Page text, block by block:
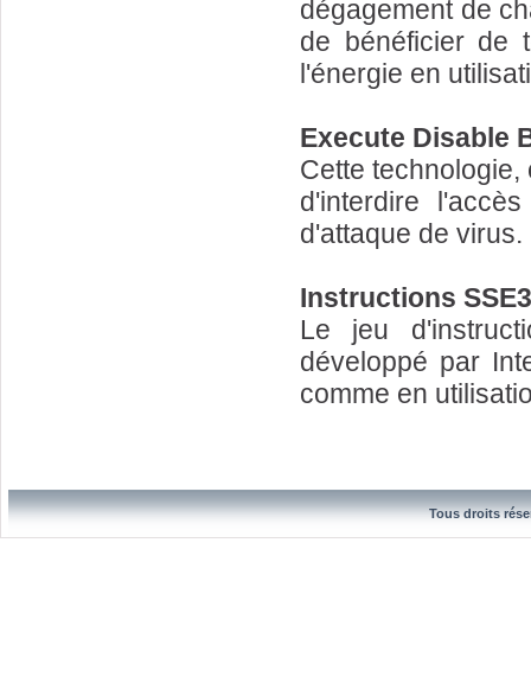
dégagement de
de bénéficier de
l'énergie en
Execute Disable
Cette
d'interdire
d'attaque de virus.
Instructions SSE3
Le jeu
développé par
comme en
Tous droits